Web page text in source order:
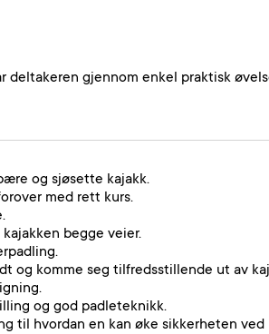
gjennom enkel praktisk
og sjøsette kajakk.
med rett kurs.
kajakken begge veier.
og komme seg tilfredsstillende ut av
og god padleteknikk.
til hvordan en kan øke sikkerheten ved